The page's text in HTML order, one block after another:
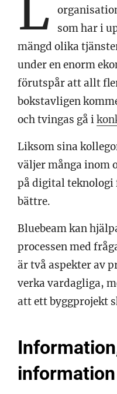
som har i
mängd olika
under en enorm
förutspår att allt
bokstavligen
och tvingas gå i
Liksom sina
väljer många inom
på digital teknologi
bättre.
Bluebeam kan
processen med
är två aspekter av
verka vardagliga,
att ett byggprojekt
information